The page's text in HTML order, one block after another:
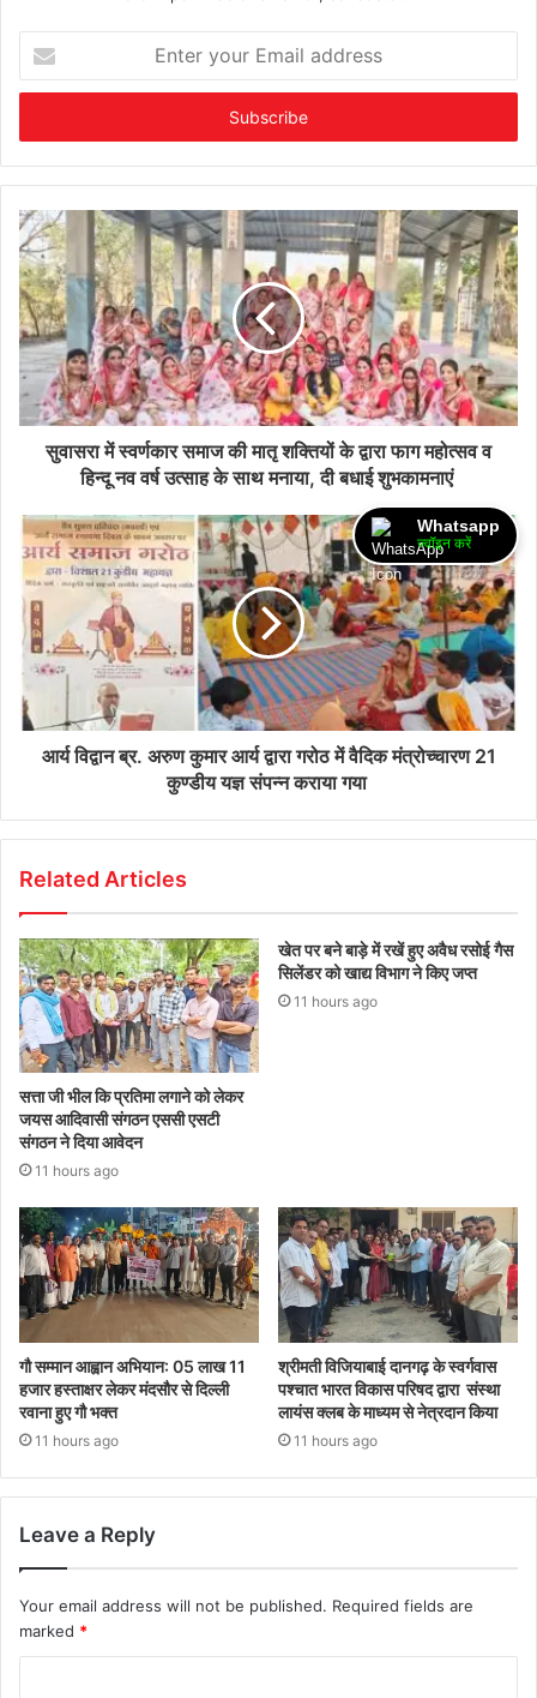
your
Email
सुवासरा में स्वर्णकार समाज की मातृ शक्तियों के द्वारा फाग महोत्सव व
हिन्दू नव वर्ष उत्साह के साथ मनाया, दी बधाई शुभकामनाएं
आर्य विद्वान ब्र. अरुण कुमार आर्य द्वारा गरोठ में वैदिक मंत्रोच्चारण 21
कुण्डीय यज्ञ संपन्न कराया गया
Related Articles
सत्ता जी भील कि प्रतिमा लगाने को लेकर
जयस आदिवासी संगठन एससी एसटी
संगठन ने दिया आवेदन
11 hours ago
खेत पर बने बाड़े में रखें हुए अवैध रसोई गैस
सिलेंडर को खाद्य विभाग ने किए जप्त
11 hours ago
गौ सम्मान आह्वान अभियान: 05 लाख 11
हजार हस्ताक्षर लेकर मंदसौर से दिल्ली
रवाना हुए गौ भक्त
11 hours ago
श्रीमती विजियाबाई दानगढ़ के स्वर्गवास
पश्चात भारत विकास परिषद द्वारा संस्था
लायंस क्लब के माध्यम से नेत्रदान किया
11 hours ago
Leave a Reply
Your email address will not be published. Required fields are
marked *
Whatsapp
ज्वॉइन करें